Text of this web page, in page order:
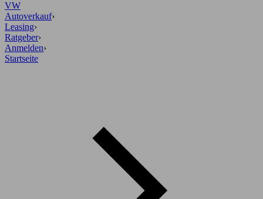
VW
Autoverkauf›
Leasing›
Ratgeber›
Anmelden›
Startseite